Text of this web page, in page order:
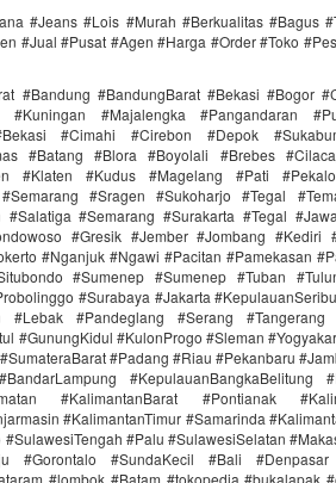
#Jeans #Lois #Murah #Berkualitas #Bagus
#Jual #Pusat #Agen #Harga #Order #Toko
#Bandung #BandungBarat #Bekasi #Bogor
#Kuningan #Majalengka #Pangandaran
#Cimahi #Cirebon #Depok
#Batang #Blora #Boyolali #Brebes
#Klaten #Kudus #Magelang #Pati
#Sragen #Sukoharjo #Tegal
#Semarang #Surakarta #Tegal
#Gresik #Jember #Jombang #Kediri
#Nganjuk #Ngawi #Pacitan #Pamekasan
#Sumenep #Sumenep #Tuban
#Surabaya #Jakarta
#Lebak #Pandeglang #Serang #Tangerang
#GunungKidul #KulonProgo #Sleman
#Padang #Riau #Pekanbaru
#KepulauanBangkaBelitung
#KalimantanBarat #Pontianak
#KalimantanTimur #Samarinda
#Palu #SulawesiSelatan
#Gorontalo #SundaKecil #Bali #Denpasar
#lombok #Batam #tokopedia #bukalapak